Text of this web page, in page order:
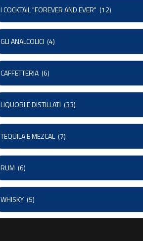
I COCKTAIL "FOREVER AND EVER" (12)
GLI ANALCOLICI (4)
CAFFETTERIA (6)
LIQUORI E DISTILLATI (33)
TEQUILA E MEZCAL(7)
RUM (6)
WHISKY (5)